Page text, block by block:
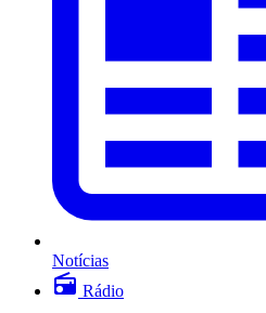
Notícias
Rádio